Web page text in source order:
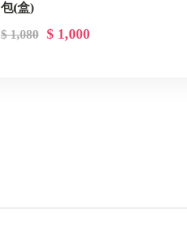
包(盒)
$ 1,080 $ 1,000